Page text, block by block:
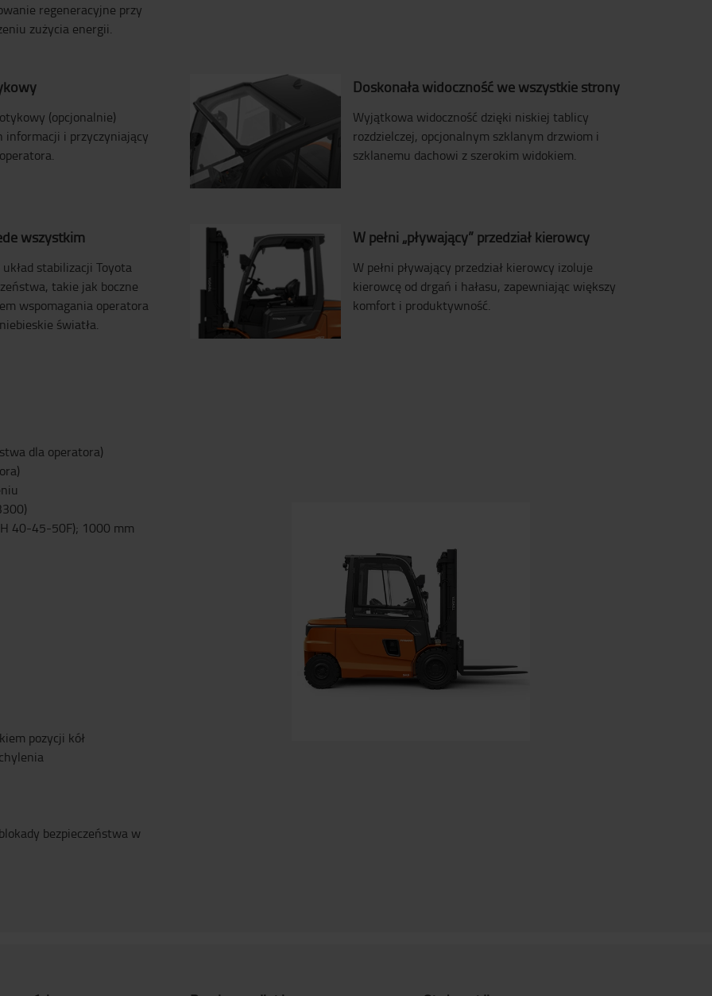
regeneracyjne przy
zużycia energii.
(opcjonalnie)
informacji i przyczyniający
Doskonała widoczność we wszystkie strony
Wyjątkowa widoczność dzięki niskiej tablicy
rozdzielczej, opcjonalnym szklanym drzwiom i
szklanemu dachowi z szerokim widokiem.
wszystkim
stabilizacji Toyota
takie jak boczne
wspomagania operatora
światła.
W pełni „pływający” przedział kierowcy
W pełni pływający przedział kierowcy izoluje
kierowcę od drgań i hałasu, zapewniając większy
komfort i produktywność.
dla operatora)
40-45-50F); 1000 mm
pozycji kół
bezpieczeństwa w